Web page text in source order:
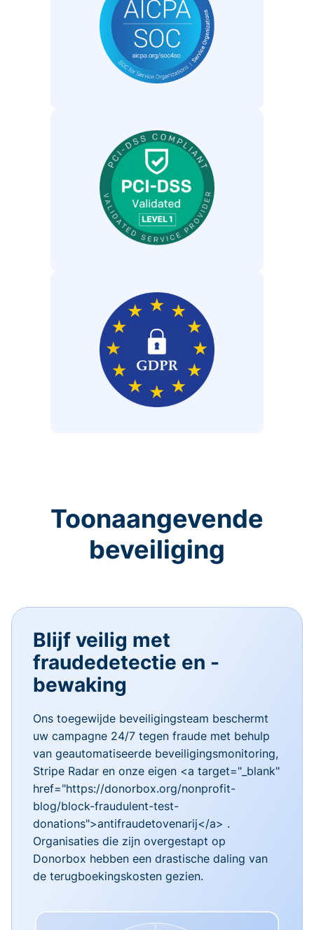
Toonaangevende
beveiliging
Blijf veilig met
fraudedetectie en -
bewaking
Ons toegewijde beveiligingsteam beschermt
uw campagne 24/7 tegen fraude met behulp
van geautomatiseerde beveiligingsmonitoring,
Stripe Radar en onze eigen <a target="_blank"
href="https://donorbox.org/nonprofit-
blog/block-fraudulent-test-
donations">antifraudetovenarij</a> .
Organisaties die zijn overgestapt op
Donorbox hebben een drastische daling van
de terugboekingskosten gezien.